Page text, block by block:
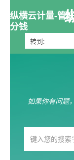
纵横云计量-管
分钱
如果你有问题